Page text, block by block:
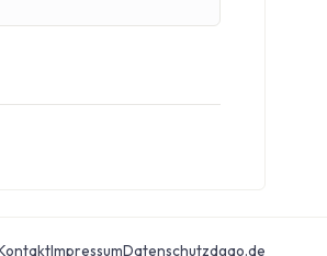
ImpressumDatenschutzdgao.de